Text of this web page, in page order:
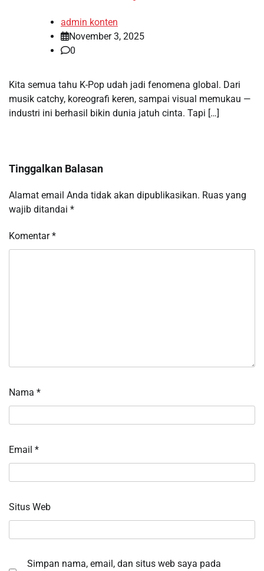
admin konten
November 3, 2025
0
Kita semua tahu K-Pop udah jadi fenomena global. Dari
musik catchy, koreografi keren, sampai visual memukau —
industri ini berhasil bikin dunia jatuh cinta. Tapi […]
Tinggalkan Balasan
Alamat email Anda tidak akan dipublikasikan. Ruas yang
wajib ditandai *
Komentar*
Nama *
Email *
Situs Web
Simpan nama, email, dan situs web saya pada